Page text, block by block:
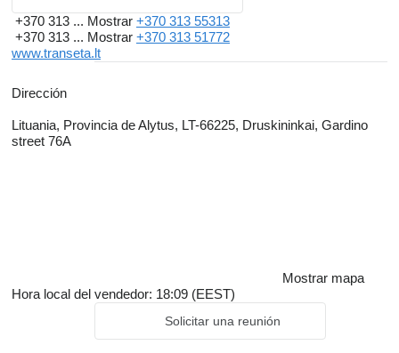
+370 313 ... Mostrar +370 313 55313
+370 313 ... Mostrar +370 313 51772
www.transeta.lt
Dirección
Lituania, Provincia de Alytus, LT-66225, Druskininkai, Gardino
street 76A
Mostrar mapa
Hora local del vendedor: 18:09 (EEST)
Solicitar una reunión